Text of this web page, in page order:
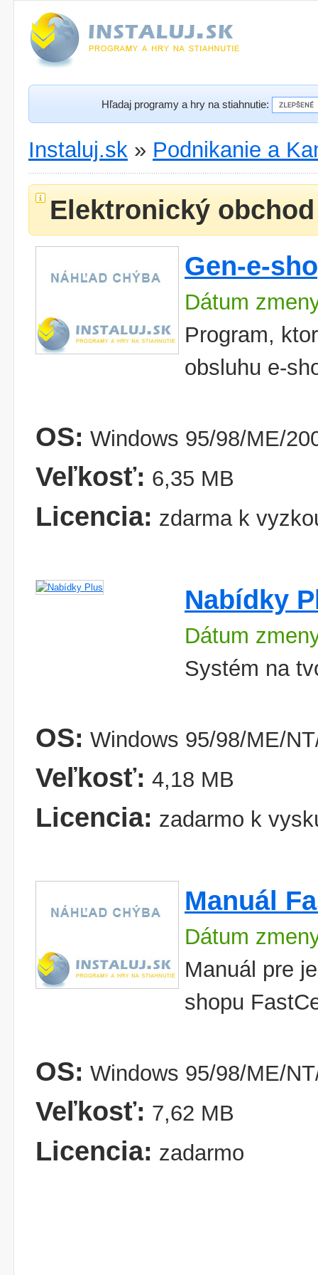
Hľadaj programy a hry na stiahnutie:
Instaluj.sk » Podnikanie a
Elektronický obchod
Gen-e-
Dátum
Program,
obsluhu e-
OS: Windows 95/98/ME/
Veľkosť: 6,35 MB
Licencia: zdarma k
Nabídky
Dátum
Systém na
OS: Windows 95/98/ME/
Veľkosť: 4,18 MB
Licencia: zadarmo k
Manuál
Dátum
Manuál pre
shopu
OS: Windows 95/98/ME/
Veľkosť: 7,62 MB
Licencia: zadarmo